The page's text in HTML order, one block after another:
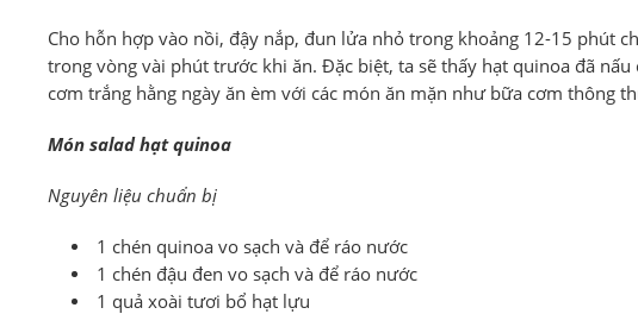
Cho hỗn hợp vào nồi, đậy nắp, đun lửa nhỏ trong khoảng 12-15 phút
trong vòng vài phút trước khi ăn. Đặc biệt, ta sẽ thấy hạt quinoa đã
cơm trắng hằng ngày ăn èm với các món ăn mặn như bữa cơm thông
Món salad hạt quinoa
Nguyên liệu chuẩn bị
1 chén quinoa vo sạch và để ráo nước
1 chén đậu đen vo sạch và để ráo nước
1 quả xoài tươi bổ hạt lựu